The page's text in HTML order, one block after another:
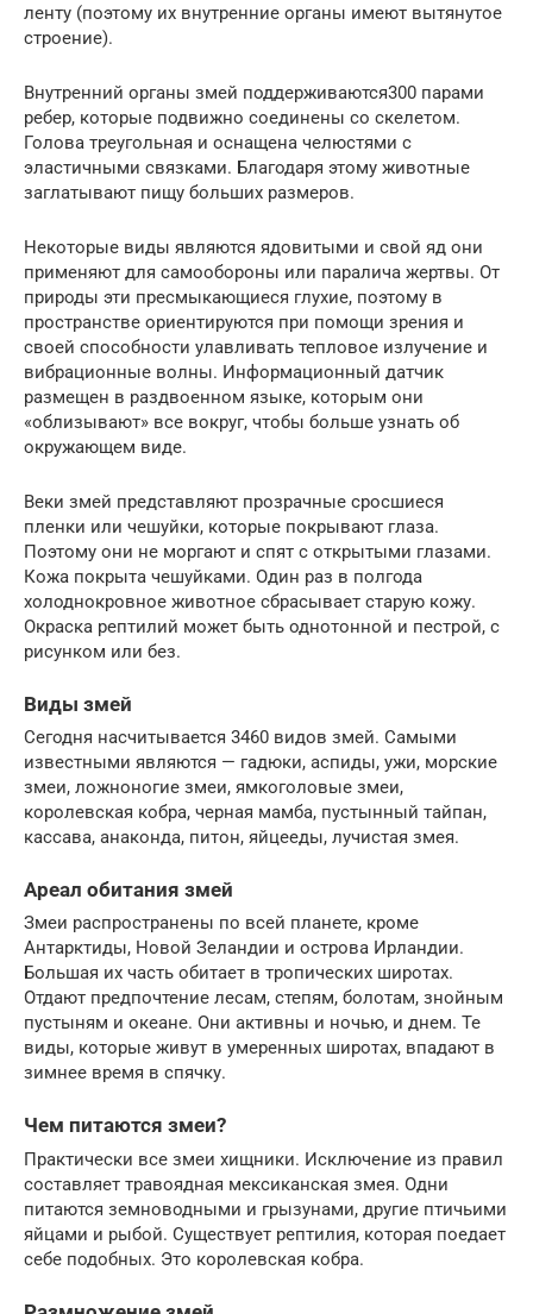
ленту (поэтому их внутренние органы имеют вытянутое
строение).
Внутренний органы змей поддерживаются300 парами
ребер, которые подвижно соединены со скелетом.
Голова треугольная и оснащена челюстями с
эластичными связками. Благодаря этому животные
заглатывают пищу больших размеров.
Некоторые виды являются ядовитыми и свой яд они
применяют для самообороны или паралича жертвы. От
природы эти пресмыкающиеся глухие, поэтому в
пространстве ориентируются при помощи зрения и
своей способности улавливать тепловое излучение и
вибрационные волны. Информационный датчик
размещен в раздвоенном языке, которым они
«облизывают» все вокруг, чтобы больше узнать об
окружающем виде.
Веки змей представляют прозрачные сросшиеся
пленки или чешуйки, которые покрывают глаза.
Поэтому они не моргают и спят с открытыми глазами.
Кожа покрыта чешуйками. Один раз в полгода
холоднокровное животное сбрасывает старую кожу.
Окраска рептилий может быть однотонной и пестрой, с
рисунком или без.
Виды змей
Сегодня насчитывается 3460 видов змей. Самыми
известными являются — гадюки, аспиды, ужи, морские
змеи, ложноногие змеи, ямкоголовые змеи,
королевская кобра, черная мамба, пустынный тайпан,
кассава, анаконда, питон, яйцееды, лучистая змея.
Ареал обитания змей
Змеи распространены по всей планете, кроме
Антарктиды, Новой Зеландии и острова Ирландии.
Большая их часть обитает в тропических широтах.
Отдают предпочтение лесам, степям, болотам, знойным
пустыням и океане. Они активны и ночью, и днем. Те
виды, которые живут в умеренных широтах, впадают в
зимнее время в спячку.
Чем питаются змеи?
Практически все змеи хищники. Исключение из правил
составляет травоядная мексиканская змея. Одни
питаются земноводными и грызунами, другие птичьими
яйцами и рыбой. Существует рептилия, которая поедает
себе подобных. Это королевская кобра.